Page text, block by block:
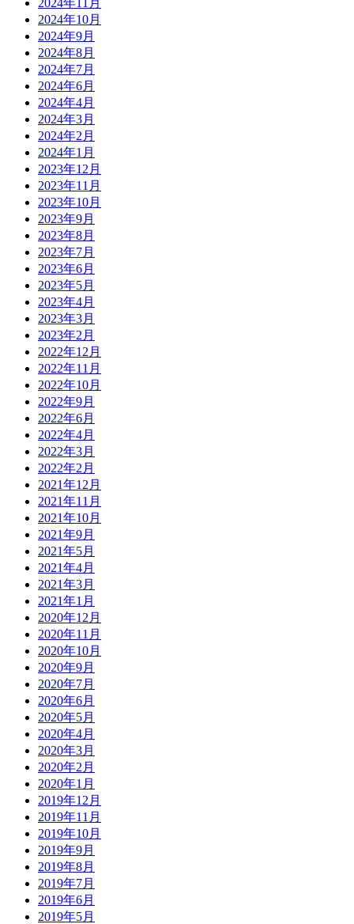
2024年10月
2024年9月
2024年8月
2024年7月
2024年6月
2024年4月
2024年3月
2024年2月
2024年1月
2023年12月
2023年11月
2023年10月
2023年9月
2023年8月
2023年7月
2023年6月
2023年5月
2023年4月
2023年3月
2023年2月
2022年12月
2022年11月
2022年10月
2022年9月
2022年6月
2022年4月
2022年3月
2022年2月
2021年12月
2021年11月
2021年10月
2021年9月
2021年5月
2021年4月
2021年3月
2021年1月
2020年12月
2020年11月
2020年10月
2020年9月
2020年7月
2020年6月
2020年5月
2020年4月
2020年3月
2020年2月
2020年1月
2019年12月
2019年11月
2019年10月
2019年9月
2019年8月
2019年7月
2019年6月
2019年5月